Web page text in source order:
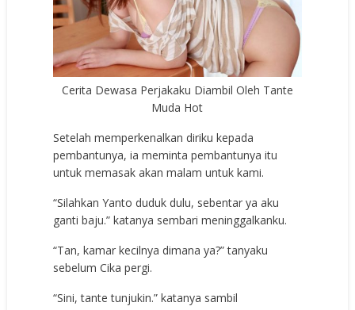
Cerita Dewasa Perjakaku Diambil Oleh Tante
Muda Hot
Setelah memperkenalkan diriku kepada
pembantunya, ia meminta pembantunya itu
untuk memasak akan malam untuk kami.
“Silahkan Yanto duduk dulu, sebentar ya aku
ganti baju.” katanya sembari meninggalkanku.
“Tan, kamar kecilnya dimana ya?” tanyaku
sebelum Cika pergi.
“Sini, tante tunjukin.” katanya sambil